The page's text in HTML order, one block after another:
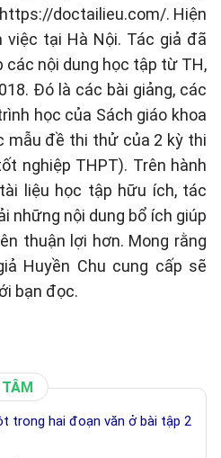
doctailieu.com/. Hiện
việc tại Hà Nội. Tác giả đã
các nội dung học tập từ TH,
Đó là các bài giảng, các
học của Sách giáo khoa
mẫu đề thi thử của 2 kỳ thi
nghiệp THPT). Trên hành
liệu học tập hữu ích, tác
những nội dung bổ ích giúp
thuận lợi hơn. Mong rằng
Huyền Chu cung cấp sẽ
bạn đọc.
TÂM
trong hai đoạn văn ở bài tập 2